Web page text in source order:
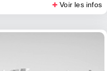
Voir les infos